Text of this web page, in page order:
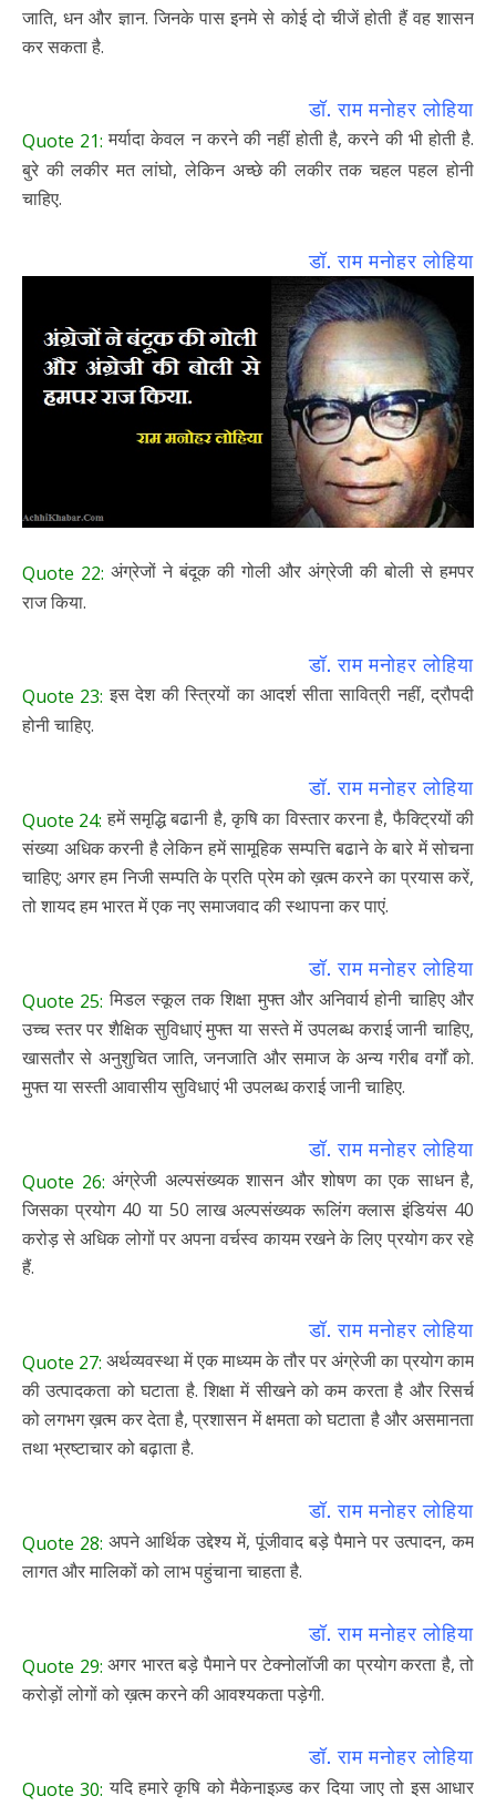
जाति, धन और ज्ञान. जिनके पास इनमे से कोई दो चीजें होती हैं वह शासन
कर सकता है.
डॉ. राम मनोहर लोहिया
Quote 21: मर्यादा केवल न करने की नहीं होती है, करने की भी होती है.
बुरे की लकीर मत लांघो, लेकिन अच्छे की लकीर तक चहल पहल होनी
चाहिए.
डॉ. राम मनोहर लोहिया
Quote 22: अंग्रेजों ने बंदूक की गोली और अंग्रेजी की बोली से हमपर
राज किया.
डॉ. राम मनोहर लोहिया
Quote 23: इस देश की स्त्रियों का आदर्श सीता सावित्री नहीं, द्रौपदी
होनी चाहिए.
डॉ. राम मनोहर लोहिया
Quote 24: हमें समृद्धि बढानी है, कृषि का विस्तार करना है, फैक्ट्रियों की
संख्या अधिक करनी है लेकिन हमें सामूहिक सम्पत्ति बढाने के बारे में सोचना
चाहिए; अगर हम निजी सम्पति के प्रति प्रेम को ख़त्म करने का प्रयास करें,
तो शायद हम भारत में एक नए समाजवाद की स्थापना कर पाएं.
डॉ. राम मनोहर लोहिया
Quote 25: मिडल स्कूल तक शिक्षा मुफ्त और अनिवार्य होनी चाहिए और
उच्च स्तर पर शैक्षिक सुविधाएं मुफ्त या सस्ते में उपलब्ध कराई जानी चाहिए,
खासतौर से अनुशुचित जाति, जनजाति और समाज के अन्य गरीब वर्गों को.
मुफ्त या सस्ती आवासीय सुविधाएं भी उपलब्ध कराई जानी चाहिए.
डॉ. राम मनोहर लोहिया
Quote 26: अंग्रेजी अल्पसंख्यक शासन और शोषण का एक साधन है,
जिसका प्रयोग 40 या 50 लाख अल्पसंख्यक रूलिंग क्लास इंडियंस 40
करोड़ से अधिक लोगों पर अपना वर्चस्व कायम रखने के लिए प्रयोग कर रहे
हैं.
डॉ. राम मनोहर लोहिया
Quote 27: अर्थव्यवस्था में एक माध्यम के तौर पर अंग्रेजी का प्रयोग काम
की उत्पादकता को घटाता है. शिक्षा में सीखने को कम करता है और रिसर्च
को लगभग ख़त्म कर देता है, प्रशासन में क्षमता को घटाता है और असमानता
तथा भ्रष्टाचार को बढ़ाता है.
डॉ. राम मनोहर लोहिया
Quote 28: अपने आर्थिक उद्देश्य में, पूंजीवाद बड़े पैमाने पर उत्पादन, कम
लागत और मालिकों को लाभ पहुंचाना चाहता है.
डॉ. राम मनोहर लोहिया
Quote 29: अगर भारत बड़े पैमाने पर टेक्नोलॉजी का प्रयोग करता है, तो
करोड़ों लोगों को ख़त्म करने की आवश्यकता पड़ेगी.
डॉ. राम मनोहर लोहिया
Quote 30: यदि हमारे कृषि को मैकेनाइज़्ड कर दिया जाए तो इस आधार